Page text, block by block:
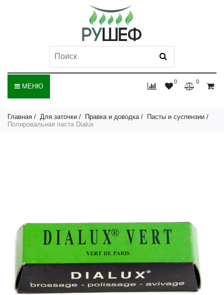
0 0
МЕНЮ
Главная Для заточки Правка и доводка
Пасты и суспензии
Полировальная паста Dialux